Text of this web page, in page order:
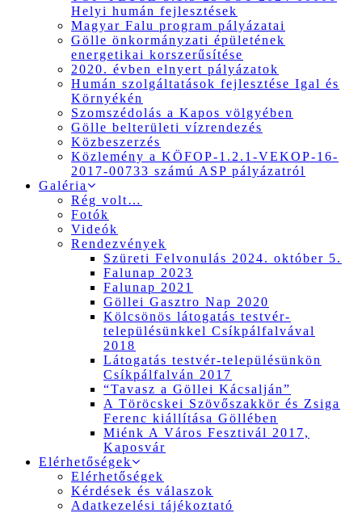
Helyi humán fejlesztések
Magyar Falu program pályázatai
Gölle önkormányzati épületének
energetikai korszerűsítése
2020. évben elnyert pályázatok
Humán szolgáltatások fejlesztése Igal és
Környékén
Szomszédolás a Kapos völgyében
Gölle belterületi vízrendezés
Közbeszerzés
Közlemény a KÖFOP-1.2.1-VEKOP-16-
2017-00733 számú ASP pályázatról
Galéria
Rég volt…
Fotók
Videók
Rendezvények
Szüreti Felvonulás 2024. október 5.
Falunap 2023
Falunap 2021
Göllei Gasztro Nap 2020
Kölcsönös látogatás testvér-
településünkkel Csíkpálfalvával
2018
Látogatás testvér-településünkön
Csíkpálfalván 2017
“Tavasz a Göllei Kácsalján”
A Töröcskei Szövőszakkör és Zsiga
Ferenc kiállítása Göllében
Miénk A Város Fesztivál 2017,
Kaposvár
Elérhetőségek
Elérhetőségek
Kérdések és válaszok
Adatkezelési tájékoztató